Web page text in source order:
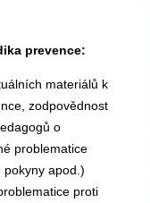
prevence:
materiálů k
zodpovědnost
o
problematice
pokyny apod.)
proti